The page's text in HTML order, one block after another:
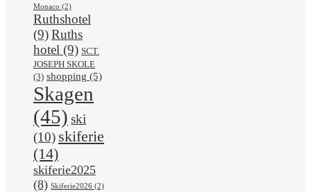
Monaco (2)
Ruthshotel
(9)Ruths
hotel (9) SCT.
JOSEPH SKOLE
(3) shopping (5)
Skagen
(45) ski
(10) skiferie
(14)
skiferie2025
(8) Skiferie2026 (2)